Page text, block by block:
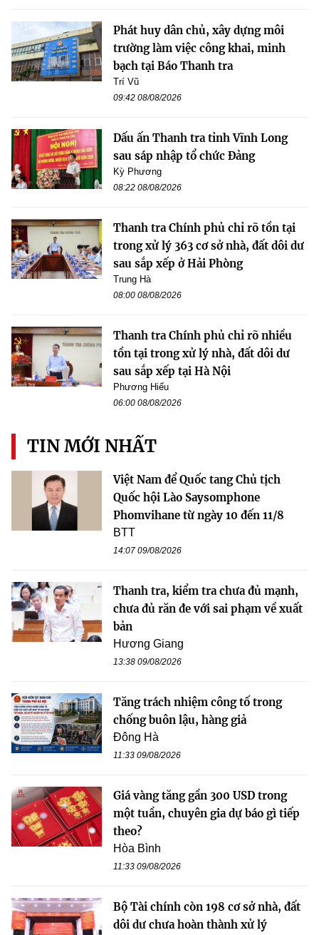
Phát huy dân chủ, xây dựng môi
trường làm việc công khai, minh
bạch tại Báo Thanh tra
Trí Vũ
09:42 08/08/2026
Dấu ấn Thanh tra tỉnh Vĩnh Long
sau sáp nhập tổ chức Đảng
Kỳ Phương
08:22 08/08/2026
Thanh tra Chính phủ chỉ rõ tồn tại
trong xử lý 363 cơ sở nhà, đất dôi dư
sau sắp xếp ở Hải Phòng
Trung Hà
08:00 08/08/2026
Thanh tra Chính phủ chỉ rõ nhiều
tồn tại trong xử lý nhà, đất dôi dư
sau sắp xếp tại Hà Nội
Phương Hiếu
06:00 08/08/2026
TIN MỚI NHẤT
Việt Nam để Quốc tang Chủ tịch
Quốc hội Lào Saysomphone
Phomvihane từ ngày 10 đến 11/8
BTT
14:07 09/08/2026
Thanh tra, kiểm tra chưa đủ mạnh,
chưa đủ răn đe với sai phạm về xuất
bản
Hương Giang
13:38 09/08/2026
Tăng trách nhiệm công tố trong
chống buôn lậu, hàng giả
Đông Hà
11:33 09/08/2026
Giá vàng tăng gần 300 USD trong
một tuần, chuyên gia dự báo gì tiếp
theo?
Hòa Bình
11:33 09/08/2026
Bộ Tài chính còn 198 cơ sở nhà, đất
dôi dư chưa hoàn thành xử lý